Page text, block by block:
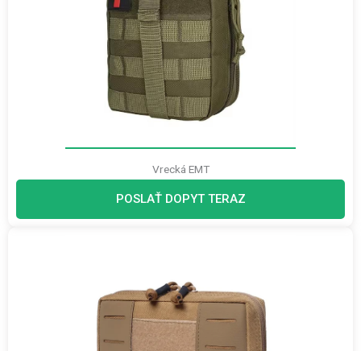
Vrecká EMT
POSLAŤ DOPYT TERAZ